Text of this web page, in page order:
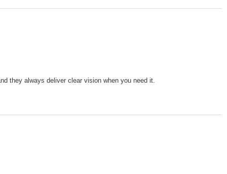
they always deliver clear vision when you need it.